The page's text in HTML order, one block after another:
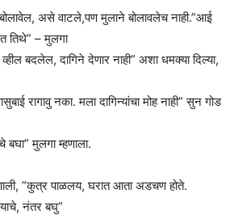
असे वाटले,पण मुलाने बोलावलेच नाही.”आई
तिथे” – मुलगा
बदलेल, दागिने देणार नाही” अशा धमक्या दिल्या,
रागावु नका. मला दागिन्यांचा मोह नाही” सुन गोड
मुलगा म्हणाला.
”कुत्र पाळलय, घरात आता अडचण होते.
नंतर बघु”